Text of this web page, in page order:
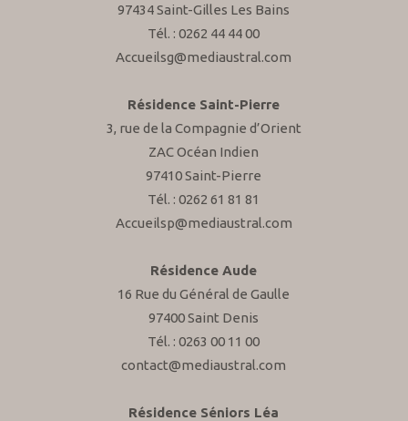
97434 Saint-Gilles Les Bains
Tél. : 0262 44 44 00
Accueilsg@mediaustral.com
Résidence Saint-Pierre
3, rue de la Compagnie d’Orient
ZAC Océan Indien
97410 Saint-Pierre
Tél. : 0262 61 81 81
Accueilsp@mediaustral.com
Résidence Aude
16 Rue du Général de Gaulle
97400 Saint Denis
Tél. : 0263 00 11 00
contact@mediaustral.com
Résidence Séniors Léa